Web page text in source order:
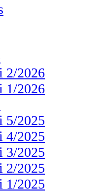
2/2026
1/2026
5/2025
4/2025
3/2025
2/2025
1/2025